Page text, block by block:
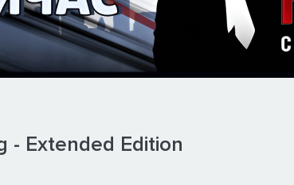
- Extended Edition